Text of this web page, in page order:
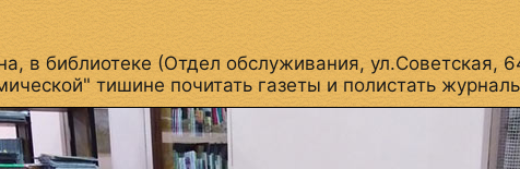
в библиотеке (Отдел обслуживания, ул.Советская,
тишине почитать газеты и полистать